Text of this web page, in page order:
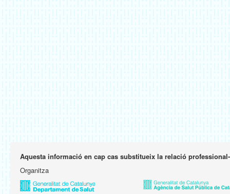
Aquesta informació en cap cas substitueix la relació
Organitza